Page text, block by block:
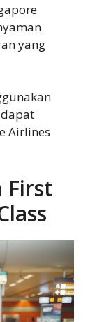
yang
dapat
Airlines
First